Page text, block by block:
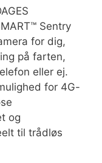
Sentry
for dig,
på farten,
eller ej.
for 4G-
og
til trådløs